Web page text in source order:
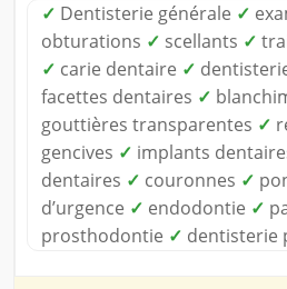
✓ Dentisterie générale ✓
obturations ✓ scellants ✓
✓ carie dentaire ✓
facettes dentaires ✓
gouttières transparentes ✓
gencives ✓ implants
dentaires ✓ couronnes ✓
d’urgence ✓ endodontie ✓
prosthodontie ✓ dentisterie